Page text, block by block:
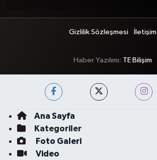
Gizlilik Sözleşmesi İletişim
Haber Yazılımı: TE Bilişim
Ana Sayfa
Kategoriler
Foto Galeri
Video